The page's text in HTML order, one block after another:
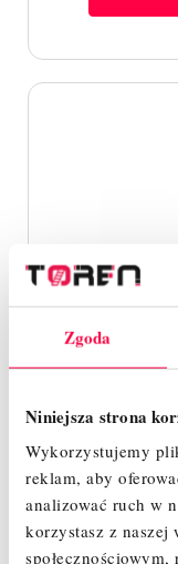
Zgoda
Niniejsza strona
Wykorzystujemy
reklam, aby
analizować ruch w
korzystasz z